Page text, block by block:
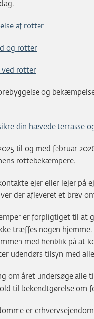
af rotter
og rotter
ved rotter
og
din hævede terrasse
til og med februar
rottebekæmpere.
ejer eller lejer på
der afleveret et brev
er forpligtiget til at
træffes nogen
med henblik på at
udendørs tilsyn med
om året undersøge
til bekendtgørelse om
er